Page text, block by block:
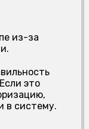
из-за
это
в систему.